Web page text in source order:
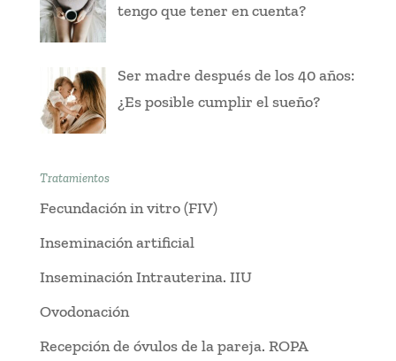
tengo que tener en cuenta?
Ser madre después de los 40 años:
¿Es posible cumplir el sueño?
Tratamientos
Fecundación in vitro (FIV)
Inseminación artificial
Inseminación Intrauterina. IIU
Ovodonación
Recepción de óvulos de la pareja. ROPA